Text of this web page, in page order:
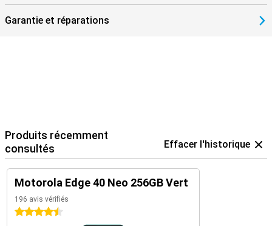
Garantie et réparations
Produits récemment
consultés
Effacer l'historique
Motorola Edge 40 Neo 256GB Vert
196 avis vérifiés
4.5 étoiles